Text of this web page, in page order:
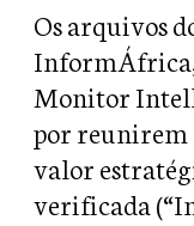
Os arquivos
Monitor
por reunirem
valor
verificada